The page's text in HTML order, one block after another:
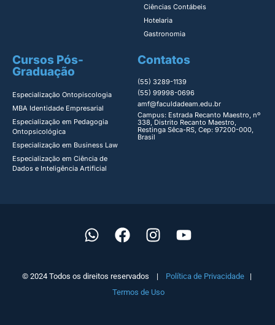
Ciências Contábeis
Hotelaria
Gastronomia
Cursos Pós-
Graduação
Especialização Ontopiscologia ​
MBA Identidade Empresarial​
Especialização em Pedagogia
Ontopsicológica​
Especialização em Business Law
Especialização em Ciência de
Dados e Inteligência Artificial
Contatos
(55) 3289-1139
(55) 99998-0696
amf@faculdadeam.edu.br
Campus: Estrada Recanto Maestro, nº
338, Distrito Recanto Maestro,
Restinga Sêca-RS, Cep: 97200-000,
Brasil
© 2024 Todos os direitos reservados | Política de Privacidade|
Termos de Uso